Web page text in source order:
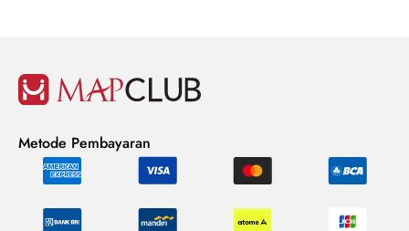
Metode Pembayaran